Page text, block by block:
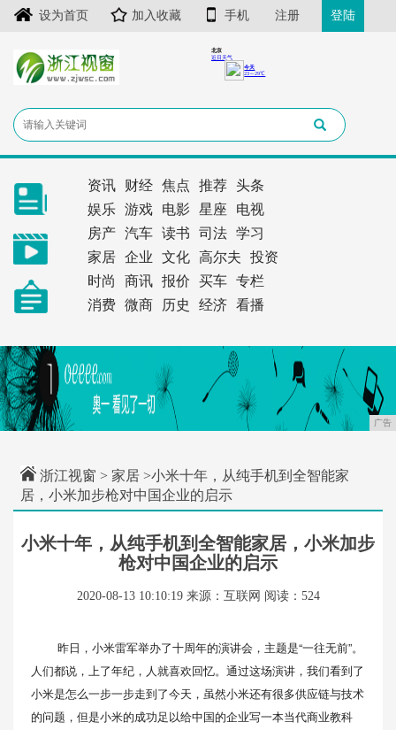
设为首页 加入收藏 手机 注册 登陆
资讯 财经 焦点 推荐
头条
娱乐
游戏 电影 星座
电视
房产
汽车 读书 司法
学习
家居
企业 文化 高尔夫
投资
时尚
商讯 报价 买车
专栏
消费
微商 历史 经济 看播
广告
浙江视窗 > 家居 >小米十年，从纯手机到全智能家
居，小米加步枪对中国企业的启示
小米十年，从纯手机到全智能家居，小米加步
枪对中国企业的启示
2020-08-13 10:10:19 来源：互联网 阅读：524
昨日，小米雷军举办了十周年的演讲会，主题是“一往无前”。
人们都说，上了年纪，人就喜欢回忆。通过这场演讲，我们看到了
小米是怎么一步一步走到了今天，虽然小米还有很多供应链与技术
的问题，但是小米的成功足以给中国的企业写一本当代商业教科